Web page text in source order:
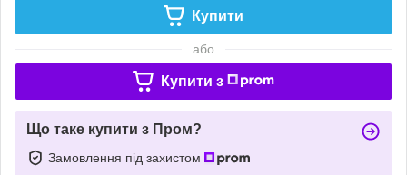
Купити
або
Купити з
Що таке купити з Пром?
Замовлення під захистом